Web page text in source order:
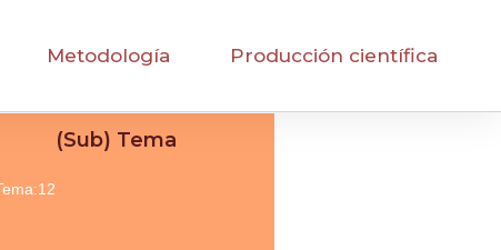
Metodología Producción científica
(Sub) Tema